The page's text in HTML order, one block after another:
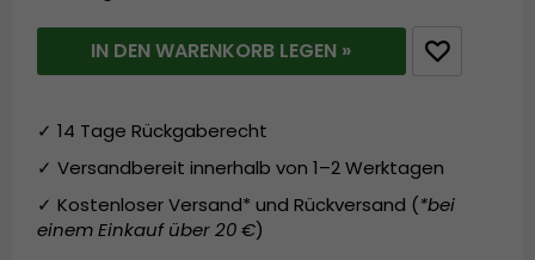
IN DEN WARENKORB LEGEN »
✓ 14 Tage Rückgaberecht
✓ Versandbereit innerhalb von 1–2 Werktagen
✓ Kostenloser Versand* und Rückversand (*bei
einem Einkauf über 20 €)